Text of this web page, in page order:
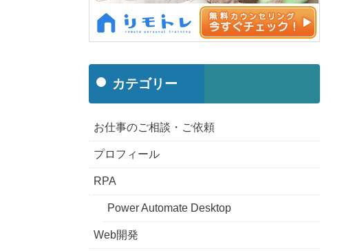
カテゴリー
お仕事のご相談・ご依頼
プロフィール
RPA
Power Automate Desktop
Web開発